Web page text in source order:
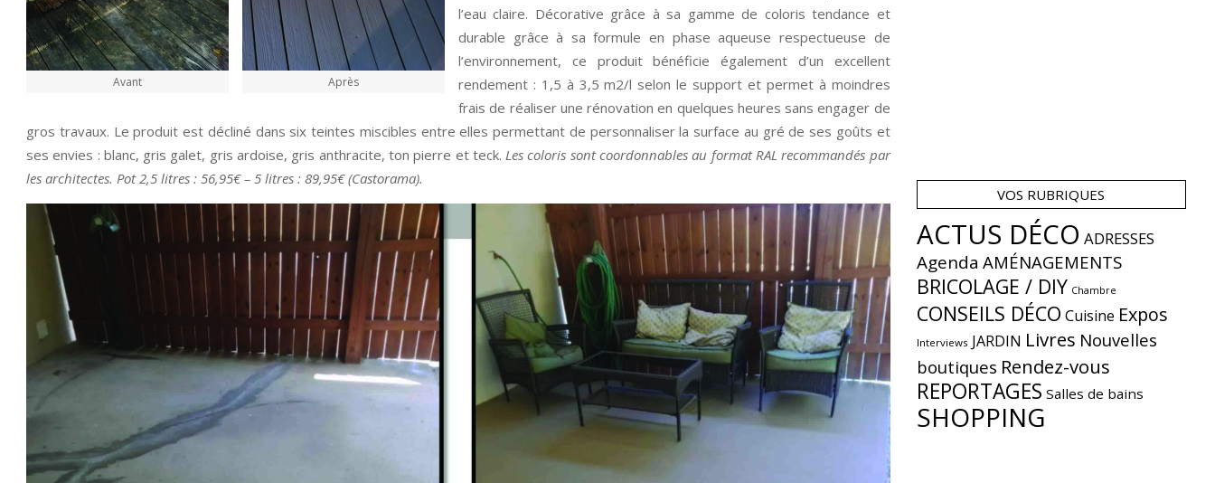
Avant Après
l’eau claire. Décorative grâce à sa gamme de coloris tendance et
durable grâce à sa formule en phase aqueuse respectueuse de
l’environnement, ce produit bénéficie également d’un excellent
rendement : 1,5 à 3,5 m2/l selon le support et permet à moindres
frais de réaliser une rénovation en quelques heures sans engager de
gros travaux. Le produit est décliné dans six teintes miscibles entre elles permettant de personnaliser la surface au gré de ses goûts et
ses envies : blanc, gris galet, gris ardoise, gris anthracite, ton pierre et teck. Les coloris sont coordonnables au format RAL recommandés par
les architectes. Pot 2,5 litres : 56,95€ – 5 litres : 89,95€ (Castorama).
VOS RUBRIQUES
ACTUS DÉCO ADRESSES
Agenda AMÉNAGEMENTS
BRICOLAGE / DIY Chambre
CONSEILS DÉCO Cuisine Expos
Interviews JARDIN Livres Nouvelles
boutiques Rendez-vous
REPORTAGES Salles de bains
SHOPPING